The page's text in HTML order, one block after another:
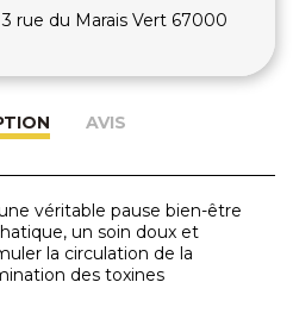
3 rue du Marais Vert 67000
AVIS
véritable pause bien-être
un soin doux et
la circulation de la
des toxines